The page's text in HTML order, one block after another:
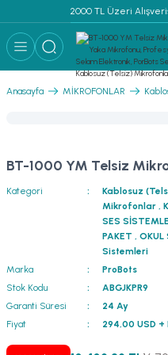
2000 TL Üzeri
Geri Dön
Geri Dön
Geri Dön
Geri Dön
Geri Dön
Geri Dön
Geri Dön
Geri Dön
Geri Dön
Anasayfa MİKROFONLAR
BT-1000 YM Telsiz
Kategori Kablosuz
Mikrofonlar ,
SES
PAKET ,OKUL
Sistemleri
Marka
ProBots
Stok Kodu
ABGJKPR9
Garanti Süresi
24 Ay
Fiyat
294,00 USD +